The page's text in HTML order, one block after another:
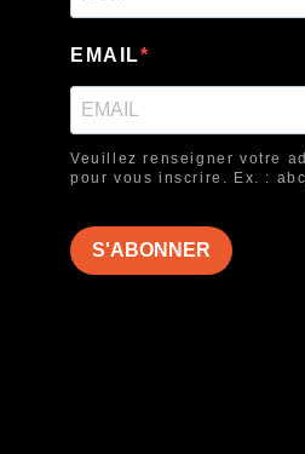
EMAIL
Veuillez renseigner votre
pour vous inscrire. Ex. :
S'ABONNER